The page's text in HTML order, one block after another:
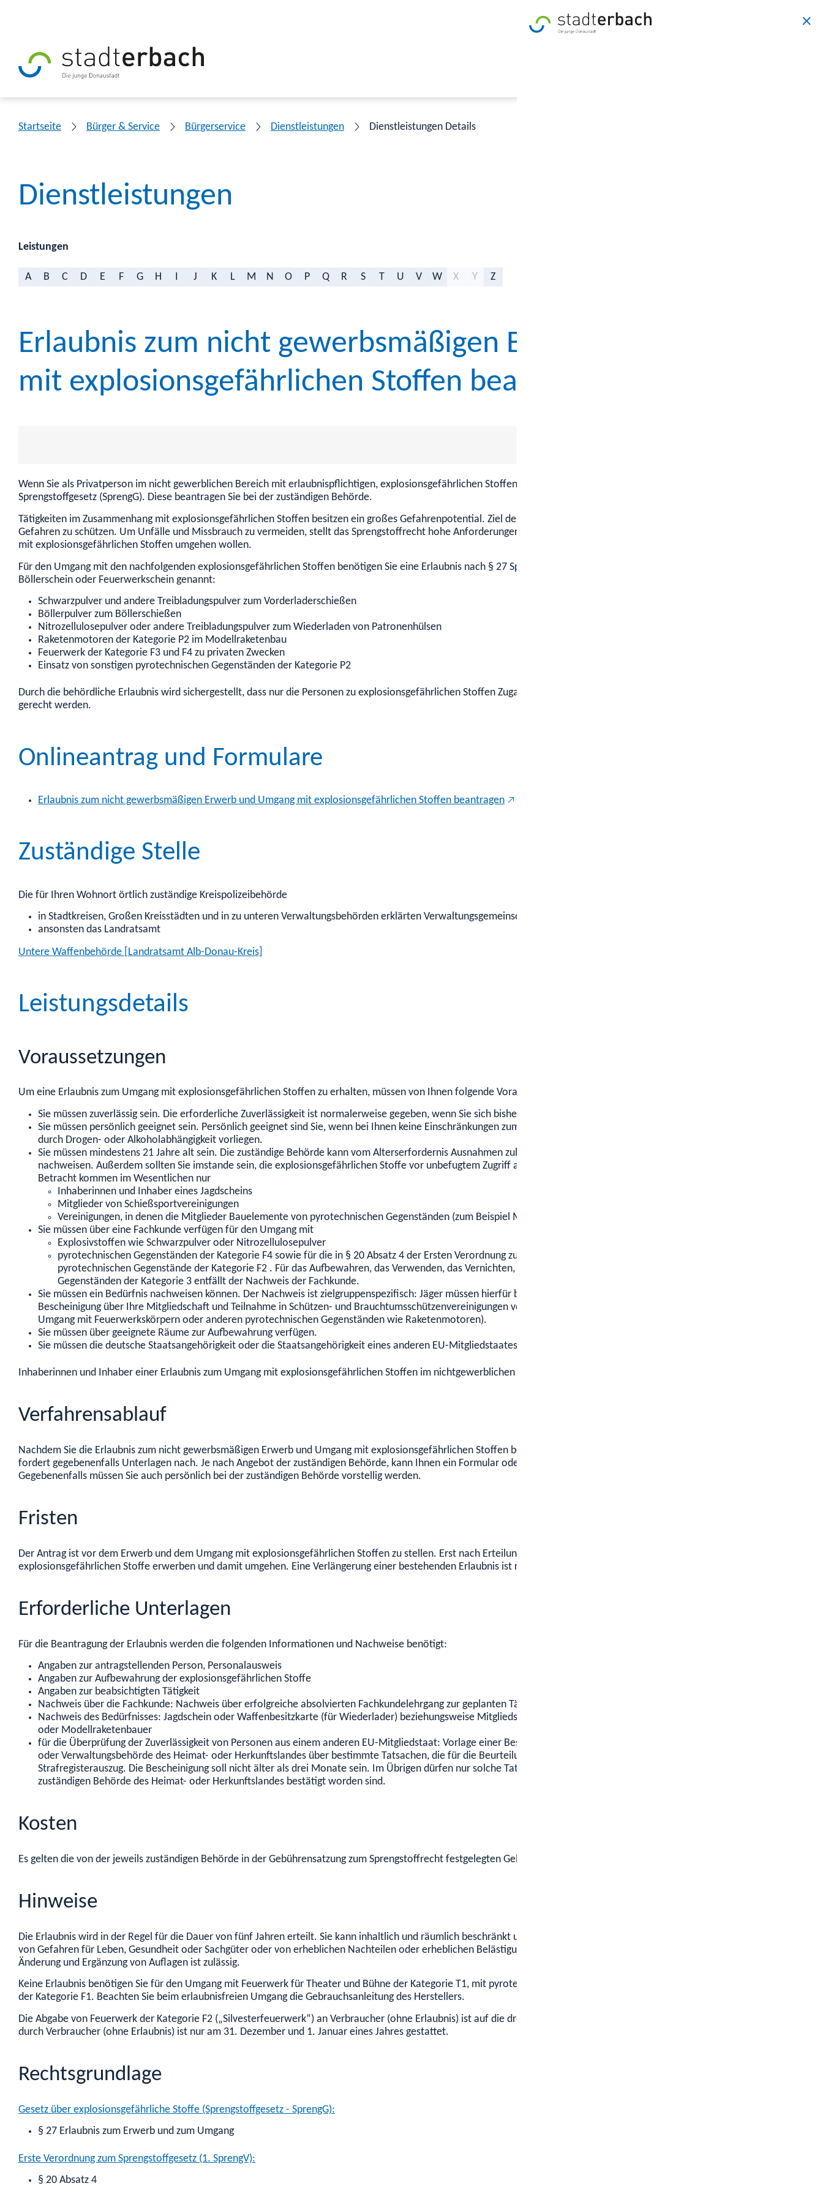
Startseite Bürger & Service Bürgerservice Dienstleistungen Dienstleistungen Details
Dienstleistungen
Leistungen
A B C D E F G H J K L M N O P Q R S T U V W X Y Z
Erlaubnis zum nicht gewerbsmäßigen Erwerb und Umgang
mit explosionsgefährlichen Stoffen beantragen
Wenn Sie als Privatperson im nicht gewerblichen Bereich mit erlaubnispflichtigen, explosionsgefährlichen Stoffen umgehen möchten, benötigen Sie eine Erlaubnis nach dem
Sprengstoffgesetz (SprengG). Diese beantragen Sie bei der zuständigen Behörde.
Tätigkeiten im Zusammenhang mit explosionsgefährlichen Stoffen besitzen ein großes Gefahrenpotential. Ziel des Sprengstoffgesetzes ist es, Menschen und Sachen vor diesen
Gefahren zu schützen. Um Unfälle und Missbrauch zu vermeiden, stellt das Sprengstoffrecht hohe Anforderungen an Eignung, Zuverlässigkeit und Fachkunde der Personen, die
mit explosionsgefährlichen Stoffen umgehen wollen.
Für den Umgang mit den nachfolgenden explosionsgefährlichen Stoffen benötigen Sie eine Erlaubnis nach § 27 SprengG . Sie wird umgangssprachlich auch Pulverschein,
Böllerschein oder Feuerwerkschein genannt:
Schwarzpulver und andere Treibladungspulver zum Vorderladerschießen
Böllerpulver zum Böllerschießen
Nitrozellulosepulver oder andere Treibladungspulver zum Wiederladen von Patronenhülsen
Raketenmotoren der Kategorie P2 im Modellraketenbau
Feuerwerk der Kategorie F3 und F4 zu privaten Zwecken
Einsatz von sonstigen pyrotechnischen Gegenständen der Kategorie P2
Durch die behördliche Erlaubnis wird sichergestellt, dass nur die Personen zu explosionsgefährlichen Stoffen Zugang erhalten, die den Anforderungen an einen sicheren Umgang
gerecht werden.
Onlineantrag und Formulare
Erlaubnis zum nicht gewerbsmäßigen Erwerb und Umgang mit explosionsgefährlichen Stoffen beantragen
Zuständige Stelle
Die für Ihren Wohnort örtlich zuständige Kreispolizeibehörde
in Stadtkreisen, Großen Kreisstädten und in zu unteren Verwaltungsbehörden erklärten Verwaltungsgemeinschaften: die Stadtverwaltung
ansonsten das Landratsamt
Untere Waffenbehörde [Landratsamt Alb-Donau-Kreis]
Leistungsdetails
Voraussetzungen
Um eine Erlaubnis zum Umgang mit explosionsgefährlichen Stoffen zu erhalten, müssen von Ihnen folgende Voraussetzungen erfüllt sein:
Sie müssen zuverlässig sein. Die erforderliche Zuverlässigkeit ist normalerweise gegeben, wenn Sie sich bisher gesetzestreu verhalten haben und nicht vorbestraft sind.
Sie müssen persönlich geeignet sein. Persönlich geeignet sind Sie, wenn bei Ihnen keine Einschränkungen zum Beispiel in der psychischen- und körperlichen Gesundheit oder
durch Drogen- oder Alkoholabhängigkeit vorliegen.
Sie müssen mindestens 21 Jahre alt sein. Die zuständige Behörde kann vom Alterserfordernis Ausnahmen zulassen. Hierfür müssen Sie die erforderliche Besonnenheit
nachweisen. Außerdem sollten Sie imstande sein, die explosionsgefährlichen Stoffe vor unbefugtem Zugriff auch durch Angehörige im eigenen Haushalt zu sichern. In
Betracht kommen im Wesentlichen nur
Inhaberinnen und Inhaber eines Jagdscheins
Mitglieder von Schießsportvereinigungen
Vereinigungen, in denen die Mitglieder Bauelemente von pyrotechnischen Gegenständen (zum Beispiel Modellraketen) zusammensetzen oder bearbeiten
Sie müssen über eine Fachkunde verfügen für den Umgang mit
Explosivstoffen wie Schwarzpulver oder Nitrozellulosepulver
pyrotechnischen Gegenständen der Kategorie F4 sowie für die in § 20 Absatz 4 der Ersten Verordnung zum Sprengstoffgesetz (1. SprengV) explizit aufgelisteten
pyrotechnischen Gegenstände der Kategorie F2 . Für das Aufbewahren, das Verwenden, das Vernichten, den Erwerb oder das Verbringen von pyrotechnischen
Gegenständen der Kategorie 3 entfällt der Nachweis der Fachkunde.
Sie müssen ein Bedürfnis nachweisen können. Der Nachweis ist zielgruppenspezifisch: Jäger müssen hierfür beispielsweise Ihren Jagdschein, Sport- und Böllerschützen eine
Bescheinigung über Ihre Mitgliedschaft und Teilnahme in Schützen- und Brauchtumsschützenvereinigungen vorlegen.(Der Bedürfnisnachweis entfällt bei der Erlaubnis zum
Umgang mit Feuerwerkskörpern oder anderen pyrotechnischen Gegenständen wie Raketenmotoren).
Sie müssen über geeignete Räume zur Aufbewahrung verfügen.
Sie müssen die deutsche Staatsangehörigkeit oder die Staatsangehörigkeit eines anderen EU-Mitgliedstaates besitzen.
Inhaberinnen und Inhaber einer Erlaubnis zum Umgang mit explosionsgefährlichen Stoffen im nichtgewerblichen Bereich können nur natürliche Personen sein.
Verfahrensablauf
Nachdem Sie die Erlaubnis zum nicht gewerbsmäßigen Erwerb und Umgang mit explosionsgefährlichen Stoffen beantragt haben, prüft die zuständige Behörde Ihren Antrag und
fordert gegebenenfalls Unterlagen nach. Je nach Angebot der zuständigen Behörde, kann Ihnen ein Formular oder ein Online-Prozess zur Verfügung gestellt werden.
Gegebenenfalls müssen Sie auch persönlich bei der zuständigen Behörde vorstellig werden.
Fristen
Der Antrag ist vor dem Erwerb und dem Umgang mit explosionsgefährlichen Stoffen zu stellen. Erst nach Erteilung der Erlaubnis dürfen Sie die in der Erlaubnis genannten
explosionsgefährlichen Stoffe erwerben und damit umgehen. Eine Verlängerung einer bestehenden Erlaubnis ist rechtzeitig vor dem Ablauf der Befristung zu beantragen.
Erforderliche Unterlagen
Für die Beantragung der Erlaubnis werden die folgenden Informationen und Nachweise benötigt:
Angaben zur antragstellenden Person, Personalausweis
Angaben zur Aufbewahrung der explosionsgefährlichen Stoffe
Angaben zur beabsichtigten Tätigkeit
Nachweis über die Fachkunde: Nachweis über erfolgreiche absolvierten Fachkundelehrgang zur geplanten Tätigkeit
Nachweis des Bedürfnisses: Jagdschein oder Waffenbesitzkarte (für Wiederlader) beziehungsweise Mitgliedsbescheinigung des Vereins für Böller- und Vorderladerschützen
oder Modellraketenbauer
für die Überprüfung der Zuverlässigkeit von Personen aus einem anderen EU-Mitgliedstaat: Vorlage einer Bescheinigung in beglaubigter Übersetzung der zuständigen Justiz-
oder Verwaltungsbehörde des Heimat- oder Herkunftslandes über bestimmte Tatsachen, die für die Beurteilung der Zuverlässigkeit erheblich sind. Zum Beispiel ein
Strafregisterauszug. Die Bescheinigung soll nicht älter als drei Monate sein. Im Übrigen dürfen nur solche Tatsachen als nachgewiesen angesehen werden, die von der
zuständigen Behörde des Heimat- oder Herkunftslandes bestätigt worden sind.
Kosten
Es gelten die von der jeweils zuständigen Behörde in der Gebührensatzung zum Sprengstoffrecht festgelegten Gebührensätze.
Hinweise
Die Erlaubnis wird in der Regel für die Dauer von fünf Jahren erteilt. Sie kann inhaltlich und räumlich beschränkt und mit Auflagen verbunden werden, soweit dies zur Verhütung
von Gefahren für Leben, Gesundheit oder Sachgüter oder von erheblichen Nachteilen oder erheblichen Belästigungen für Dritte erforderlich ist. Die nachträgliche Beifügung,
Änderung und Ergänzung von Auflagen ist zulässig.
Keine Erlaubnis benötigen Sie für den Umgang mit Feuerwerk für Theater und Bühne der Kategorie T1, mit pyrotechnischen Gegenständen der Kategorie P1 und für Feuerwerk
der Kategorie F1. Beachten Sie beim erlaubnisfreien Umgang die Gebrauchsanleitung des Herstellers.
Die Abgabe von Feuerwerk der Kategorie F2 („Silvesterfeuerwerk“) an Verbraucher (ohne Erlaubnis) ist auf die drei letzten Werktage eines Jahres beschränkt. Die Verwendung
durch Verbraucher (ohne Erlaubnis) ist nur am 31. Dezember und 1. Januar eines Jahres gestattet.
Rechtsgrundlage
Gesetz über explosionsgefährliche Stoffe (Sprengstoffgesetz - SprengG):
§ 27 Erlaubnis zum Erwerb und zum Umgang
Erste Verordnung zum Sprengstoffgesetz (1. SprengV):
§ 20 Absatz 4